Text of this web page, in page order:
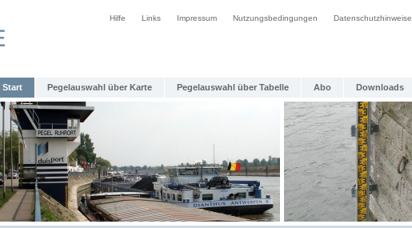
Hilfe Links Impressum Nutzungsbedingungen Datenschutzhinweise
Start Pegelauswahl über Karte Pegelauswahl über Tabelle Abo Downloads